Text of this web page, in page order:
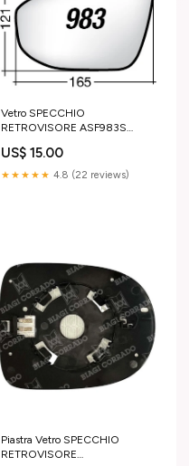
Vetro SPECCHIO
RETROVISORE ASF983S
VOLKSWAGEN ID.7 2024-
Guanti lavaggio
US$ 15.00
★★★★★ 4.8 (22 reviews)
Piastra Vetro SPECCHIO
RETROVISORE